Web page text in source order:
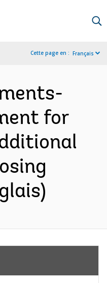
Cette page en : Français
for